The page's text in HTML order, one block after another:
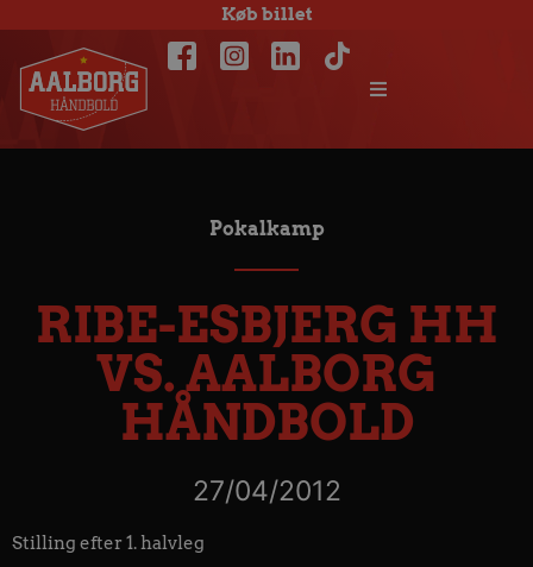
Køb billet
Pokalkamp
RIBE-ESBJERG HH
VS. AALBORG
HÅNDBOLD
27/04/2012
Stilling efter 1. halvleg